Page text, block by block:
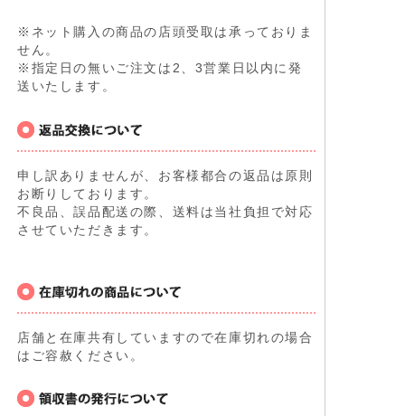
※ネット購入の商品の店頭受取は承っておりま
せん。
※指定日の無いご注文は2、3営業日以内に発
送いたします。
申し訳ありませんが、お客様都合の返品は原則
お断りしております。
不良品、誤品配送の際、送料は当社負担で対応
させていただきます。
店舗と在庫共有していますので在庫切れの場合
はご容赦ください。